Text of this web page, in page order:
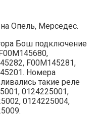
Опель, Мерседес.
Бош подключение
F00M145281,
Номера
такие реле
0124225001,
0124225004,